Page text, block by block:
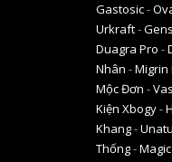
Gastosic-
Urkraft-
Duagra Pro -
Nhân -Migrin
Mộc Đơn -
Kiện Xbogy-
Khang-
Thống-